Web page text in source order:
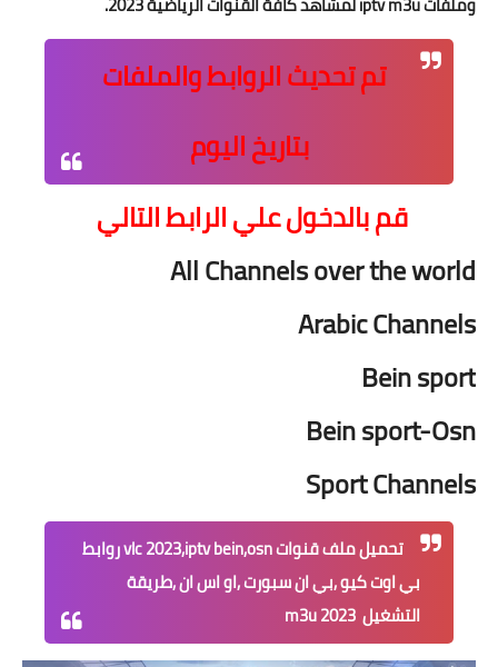
تم تحديث الروابط والملفات
بتاريخ اليوم
قم بالدخول علي الرابط التالي
All Channels over the world
Arabic Channels
Bein sport
Bein sport-Osn
Sport Channels
تحميل ملف قنوات vlc 2023,iptv bein,osn روابط
بي اوت كيو ,بي ان سبورت ,او اس ان ,طريقة
التشغيل m3u 2023